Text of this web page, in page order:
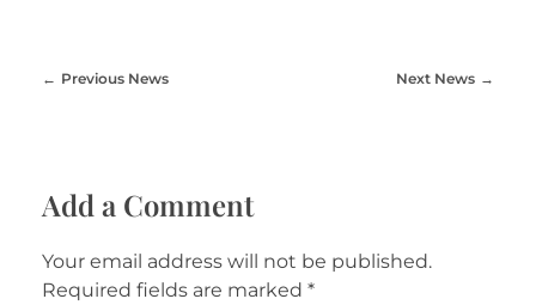
Previous News Next News
Add a Comment
Your email address will not be published.
Required fields are marked *